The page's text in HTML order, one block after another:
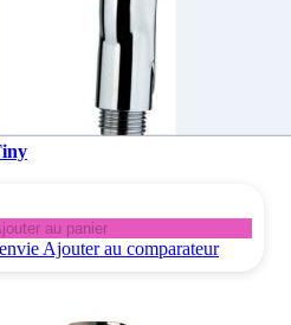
au panier
Ajouter au comparateur